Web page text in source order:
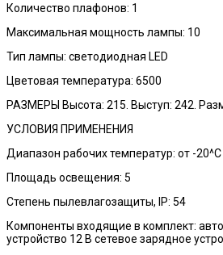
Количество плафонов: 1
Максимальная мощность лампы: 10
Тип лампы: светодиодная LED
Цветовая температура: 6500
РАЗМЕРЫ Высота: 215. Выступ: 242.
УСЛОВИЯ ПРИМЕНЕНИЯ
Диапазон рабочих температур: от -
Площадь освещения: 5
Степень пылевлагозащиты, IP: 54
Компоненты входящие в комплект:
устройство 12 В сетевое зарядное